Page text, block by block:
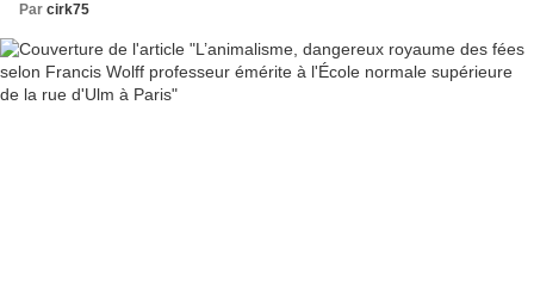
Par cirk75